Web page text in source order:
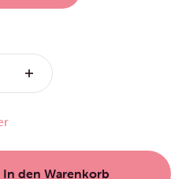
In den Warenkorb